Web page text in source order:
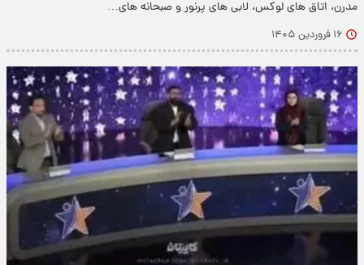
مدرن، اتاق های لوکس، لابی های پرنور و صبحانه های…
۱۶ فروردین ۱۴۰۵